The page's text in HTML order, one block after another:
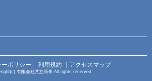
ポリシー ｜ 利用規約 ｜アクセスマップ
有限会社共立商事 All rights reserved.